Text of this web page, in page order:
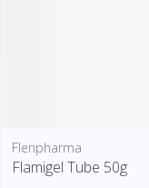
Flenpharma
Flamigel Tube 50g